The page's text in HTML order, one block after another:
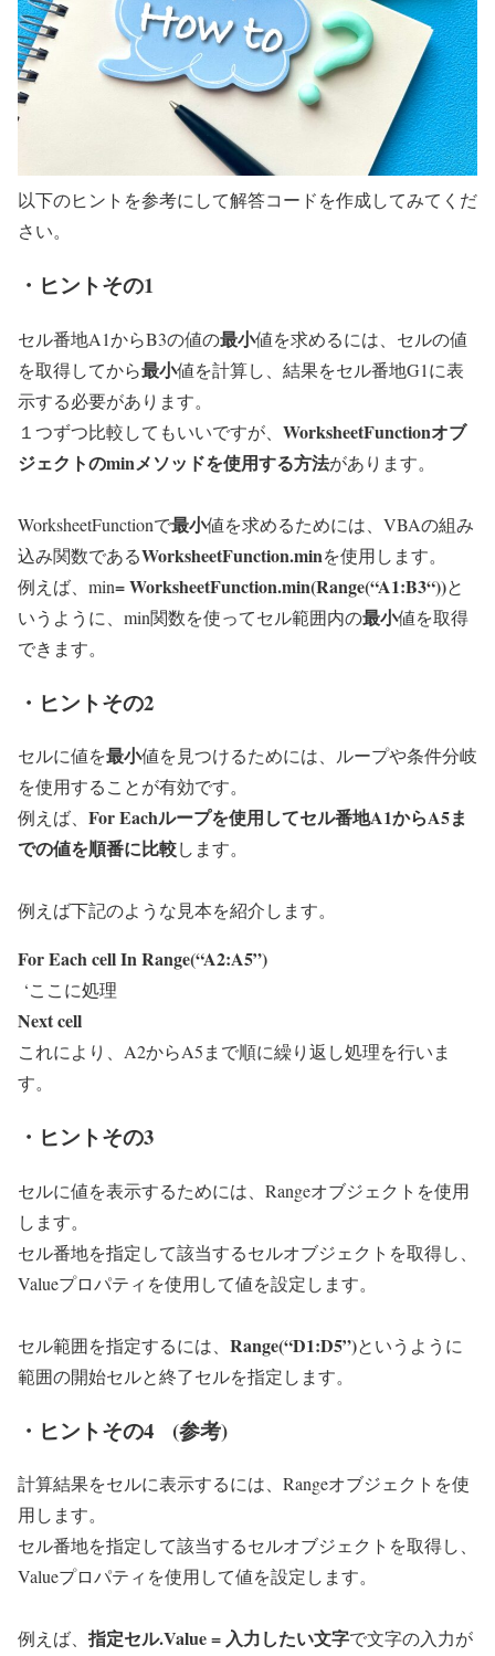
以下のヒントを参考にして解答コードを作成してみてくだ
さい。
・ヒントその1
セル番地A1からB3の値の最小値を求めるには、セルの値
を取得してから最小値を計算し、結果をセル番地G1に表
示する必要があります。
１つずつ比較してもいいですが、 WorksheetFunctionオブ
ジェクトのminメソッドを使用する方法があります。
WorksheetFunctionで最小値を求めるためには、VBAの組み
込み関数であるWorksheetFunction.minを使用します。
例えば、min=WorksheetFunction.min(Range(“A1:B3“))と
いうように、min関数を使ってセル範囲内の最小値を取得
できます。
・ヒントその2
セルに値を最小値を見つけるためには、ループや条件分岐
を使用することが有効です。
例えば、 For Eachループを使用してセル番地A1からA5ま
での値を順番に比較します。
例えば下記のような見本を紹介します。
For Each cell In Range(“A2:A5”)
‘ここに処理
Next cell
これにより、A2からA5まで順に繰り返し処理を行いま
す。
・ヒントその3
セルに値を表示するためには、Rangeオブジェクトを使用
します。
セル番地を指定して該当するセルオブジェクトを取得し、
Valueプロパティを使用して値を設定します。
セル範囲を指定するには、 Range(“D1:D5”)というように
範囲の開始セルと終了セルを指定します。
・ヒントその4 (参考)
計算結果をセルに表示するには、Rangeオブジェクトを使
用します。
セル番地を指定して該当するセルオブジェクトを取得し、
Valueプロパティを使用して値を設定します。
例えば、 指定セル.Value = 入力したい文字で文字の入力が